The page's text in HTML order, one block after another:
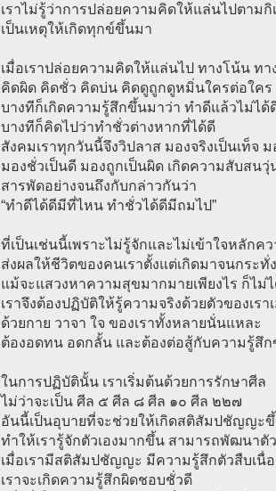
เราไม่รู้ว่าการปล่อยความคิดให้แล่นไปตามกิ
เป็นเหตุให้เกิดทุกข์ขึ้นมา
เมื่อเราปล่อยความคิดให้แล่นไป ทางโน้น ทา
คิดผิด คิดชั่ว คิดบ่น คิดดูถูกดูหมิ่นใครต่อใคร
บางทีก็เกิดความรู้สึกขึ้นมาว่า ทำดีแล้วไม่ไ
บางทีก็คิดไปว่าทำชั่วต่างหากที่ได้ดี
สังคมเราทุกวันนี้จึงวิปลาส มองจริงเป็นเท็จ ม
มองชั่วเป็นดี มองถูกเป็นผิด เกิดความสับสน
สารพัดอย่างจนถึงกับกล่าวกันว่า
“ทำดีได้ดีมีที่ไหน ทำชั่วได้ดีมีถมไป”
ที่เป็นเช่นนี้เพราะไม่รู้จักและไม่เข้าใจหลักค
ส่งผลให้ชีวิตของคนเราตั้งแต่เกิดมาจนกระทั่
แม้จะแสวงหาความสุขมากมายเพียงไร ก็ไ
เราจึงต้องปฏิบัติให้รู้ความจริงด้วยตัวของเราเ
ด้วยกาย วาจา ใจ ของเราทั้งหลายนั่นแหละ
ต้องอดทน อดกลั้น และต้องต่อสู้กับความรู้สึก
ในการปฏิบัตินั้น เราเริ่มต้นด้วยการรักษาศีล
ไม่ว่าจะเป็น ศีล ๕ ศีล ๘ ศีล ๑๐ ศีล ๒๒๗
อันนี้เป็นอุบายที่จะช่วยให้เกิดสติสัมปชัญญะขึ้
ทำให้เรารู้จักตัวเองมากขึ้น สามารถพัฒนาตั
เมื่อเรามีสติสัมปชัญญะ มีความรู้สึกตัวสืบเนื่
เราจะเกิดความรู้สึกผิดชอบชั่วดี